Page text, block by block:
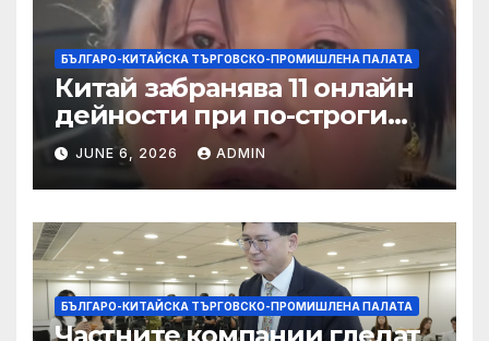
БЪЛГАРО-КИТАЙСКА ТЪРГОВСКО-ПРОМИШЛЕНА ПАЛАТА
Китай забранява 11 онлайн
дейности при по-строги
правила за ограничаване на
слуховете и
кибернасилниците
JUNE 6, 2026 ADMIN
БЪЛГАРО-КИТАЙСКА ТЪРГОВСКО-ПРОМИШЛЕНА ПАЛАТА